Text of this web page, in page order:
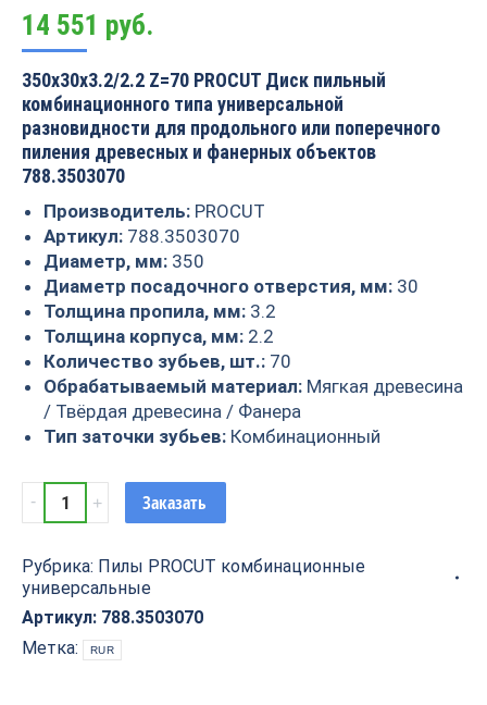
14 551 руб.
350x30x3.2/2.2 Z=70 PROCUT Диск пильный
комбинационного типа универсальной
разновидности для продольного или поперечного
пиления древесных и фанерных объектов
788.3503070
Производитель: PROCUT
Артикул: 788.3503070
Диаметр, мм: 350
Диаметр посадочного отверстия, мм: 30
Толщина пропила, мм: 3.2
Толщина корпуса, мм: 2.2
Количество зубьев, шт.: 70
Обрабатываемый материал: Мягкая древесина
/ Твёрдая древесина / Фанера
Тип заточки зубьев: Комбинационный
Пила
комбинационная
Z=70
PROCUT
788.3503070
quantity
Заказать
Рубрика: Пилы PROCUT комбинационные
универсальные
Артикул: 788.3503070
Метка:
RUR